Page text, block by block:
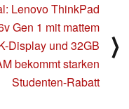
Lenovo ThinkPad
Gen 1 mit mattem
Display und 32GB
bekommt starken
Studenten-Rabatt
⟩